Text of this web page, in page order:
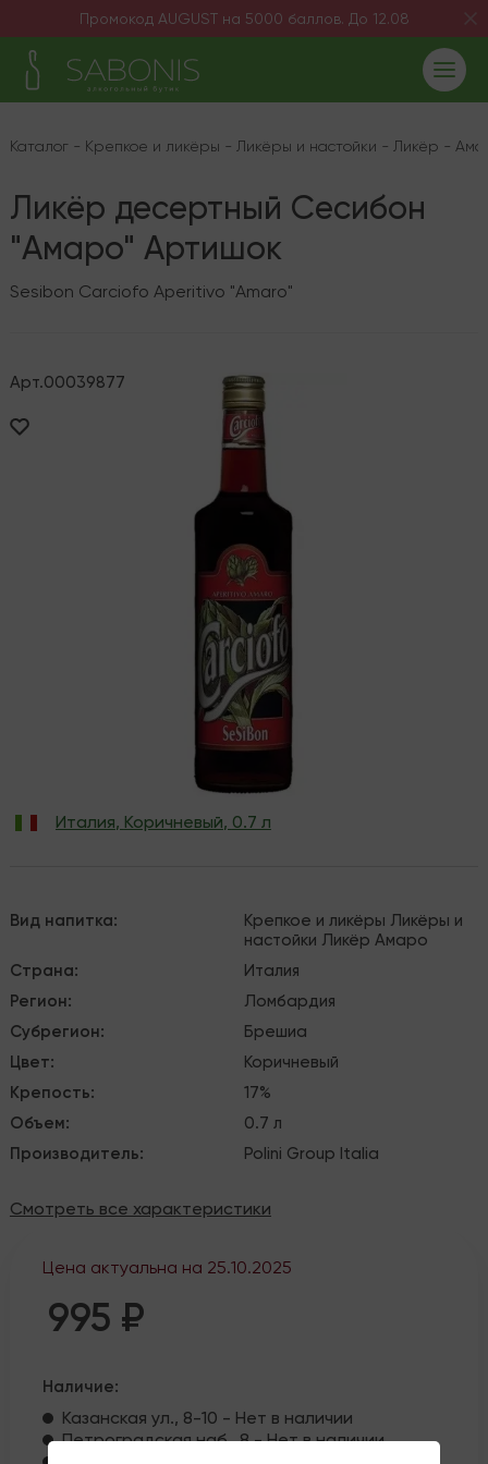
Промокод AUGUST на 5000 баллов. До 12.08
Каталог - Крепкое и ликёры - Ликёры и настойки - Ликёр -
Ликёр десертный Сесибон
"Амаро" Артишок
Sesibon Carciofo Aperitivo "Amaro"
Арт.00039877
Италия, Коричневый, 0.7 л
Вид напитка: Крепкое и ликёры Ликёры и
настойки Ликёр Амаро
Страна:
Италия
Регион:
Ломбардия
Субрегион:
Брешиа
Цвет:
Коричневый
Крепость:
17%
Объем:
0.7 л
Производитель: Polini Group Italia
Смотреть все характеристики
Цена актуальна на 25.10.2025
995 ₽
Наличие:
Казанская ул., 8-10 - Нет в наличии
Петроградская наб., 8 - Нет в наличии